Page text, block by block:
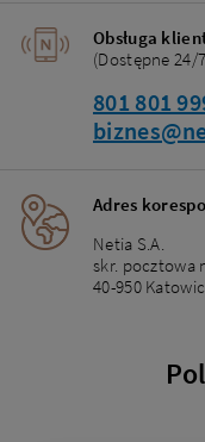
Obsługa
(Dostępne 24/
801 801
Adres
Netia S.A.
skr. pocztowa
40-950